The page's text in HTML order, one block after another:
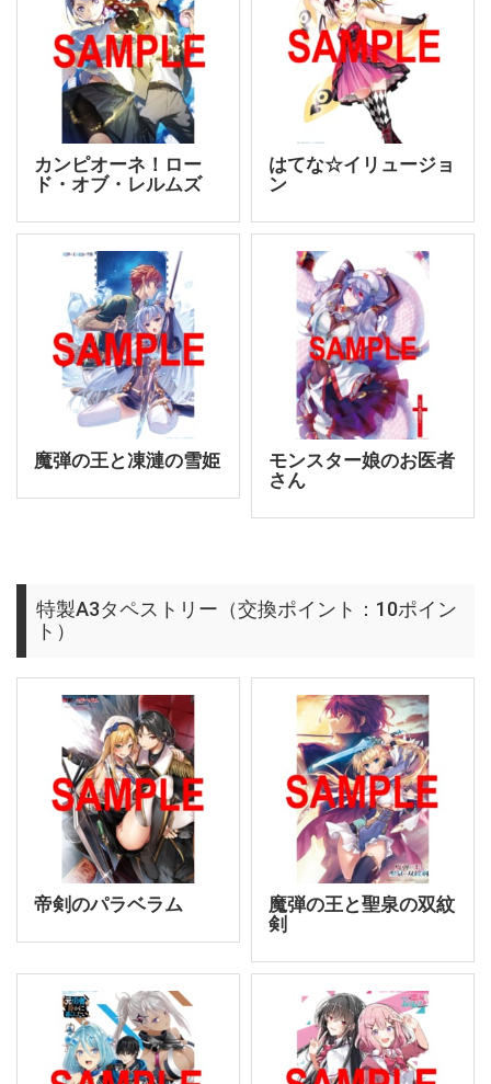
カンピオーネ！ロー
ド・オブ・レルムズ
はてな☆イリュージョ
ン
魔弾の王と凍漣の雪姫
モンスター娘のお医者
さん
特製A3タペストリー（交換ポイント：10ポイン
ト）
帝剣のパラベラム
魔弾の王と聖泉の双紋
剣